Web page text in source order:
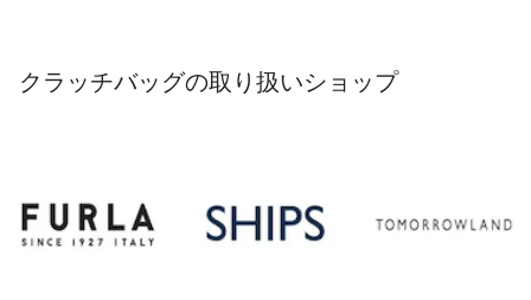
クラッチバッグの取り扱いショップ